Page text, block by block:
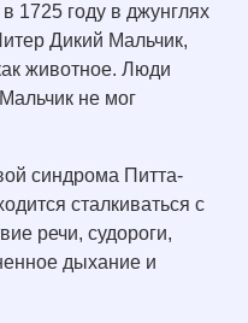
1725 году в джунглях
Дикий Мальчик,
животное. Люди
не мог
синдрома Питта-
сталкиваться с
речи, судороги,
дыхание и